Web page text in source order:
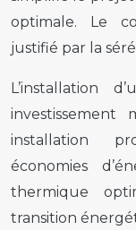
optimale. Le
justifié par la
L’installation
installation
économies
thermique
transition